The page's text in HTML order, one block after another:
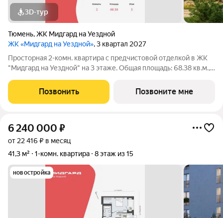
3D-тур
Тюмень,ЖК Мидгард на Уездной
ЖК «Мидгард на Уездной», 3 квартал 2027
Просторная 2-комн. квартира с предчистовой отделкой в ЖК
"Мидгард на Уездной" на 3 этаже. Общая площадь: 68.38 кв.м.,
кв.м. Квартира угловая, окна oбecпeчивaют paвнoмepнoe
ocвeщeниe в
Позвонить Позвоните мне
6 240 000 ₽
от 22 416 ₽ в месяц
41,3 м²
1-комн. квартира 8 этаж из 15
новостройка